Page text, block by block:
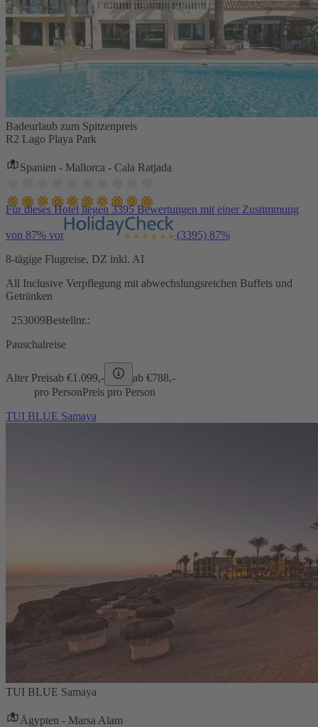
Badeurlaub zum Spitzenpreis
R2 Lago Playa Park
Spanien - Mallorca - Cala Ratjada
Für dieses Hotel liegen 3395 Bewertungen mit einer Zustimmung
von 87% vor (3395) 87%
8-tägige Flugreise, DZ inkl. AI
All Inclusive Verpflegung mit abwechslungsreichen Buffets und
Getränken
253009Bestellnr.:
Pauschalreise
Alter Preisab €1.099,- ab €788,-
pro PersonPreis pro Person
TUI BLUE Samaya
TUI BLUE Samaya
Ägypten - Marsa Alam